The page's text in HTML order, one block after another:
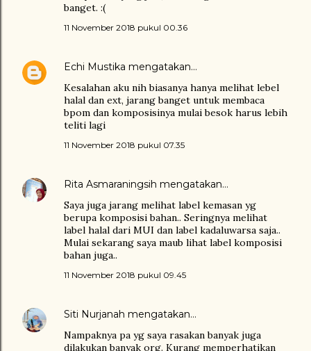
banget. :(
11 November 2018 pukul 00.36
Echi Mustika mengatakan…
Kesalahan aku nih biasanya hanya melihat lebel
halal dan ext, jarang banget untuk membaca
bpom dan komposisinya mulai besok harus lebih
teliti lagi
11 November 2018 pukul 07.35
Rita Asmaraningsih mengatakan…
Saya juga jarang melihat label kemasan yg
berupa komposisi bahan.. Seringnya melihat
label halal dari MUI dan label kadaluwarsa saja..
Mulai sekarang saya maub lihat label komposisi
bahan juga..
11 November 2018 pukul 09.45
Siti Nurjanah mengatakan…
Nampaknya pa yg saya rasakan banyak juga
dilakukan banyak org. Kurang memperhatikan